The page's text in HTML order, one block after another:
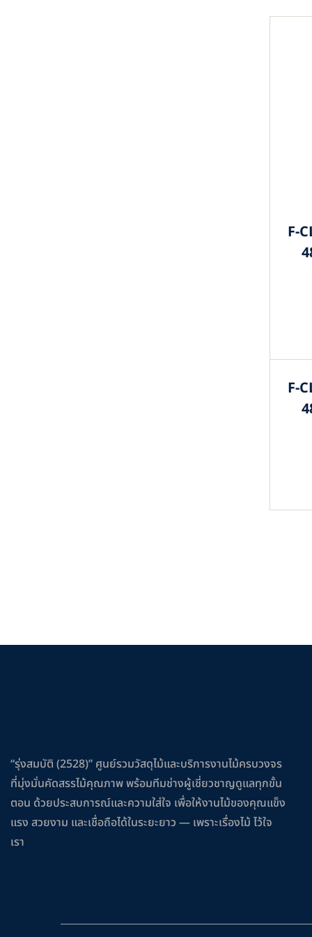
F-
F-
“รุ่งสมบัติ (2528)” ศูนย์รวมวัสดุไม้และบริการงานไม้ครบวงจร
ที่มุ่งมั่นคัดสรรไม้คุณภาพ พร้อมทีมช่างผู้เชี่ยวชาญดูแลทุกขั้น
ตอน ด้วยประสบการณ์และความใส่ใจ เพื่อให้งานไม้ของคุณแข็ง
แรง สวยงาม และเชื่อถือได้ในระยะยาว — เพราะเรื่องไม้ ไว้ใจ
เรา